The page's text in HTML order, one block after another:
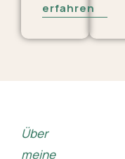
erfahren
Über
meine